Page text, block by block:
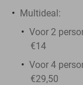
Multideal:
Voor 2
€14
Voor 4
€29,50